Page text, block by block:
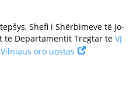
Shefi i Shërbimeve të Jo-
të Departamentit Tregtar të VĮ
Vilniaus oro uostas